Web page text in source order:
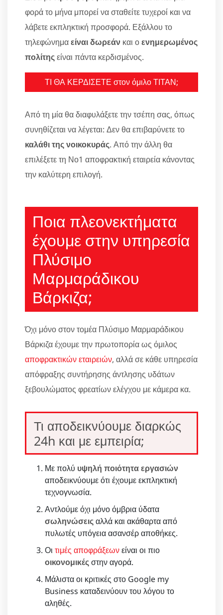
φορά το μήνα μπορεί να σταθείτε τυχεροί και να
λάβετε εκπληκτική προσφορά. Εξάλλου το
τηλεφώνημαείναι δωρεάν και οενημερωμένος
πολίτηςείναι πάντα κερδισμένος.
ΤΙ ΘΑ ΚΕΡΔΙΣΕΤΕ στον όμιλο ΤΙΤΑΝ;
Από τη μία θα διαφυλάξετε την τσέπη σας, όπως
συνηθίζεται να λέγεται: Δεν θα επιβαρύνετε το
καλάθι της νοικοκυράς. Από την άλλη θα
επιλέξετε τη Νο1 αποφρακτική εταιρεία κάνοντας
την καλύτερη επιλογή.
Ποια πλεονεκτήματα
έχουμε στην υπηρεσία
Πλύσιμο
Μαρμαράδικου
Βάρκιζα;
Όχι μόνο στον τομέα Πλύσιμο Μαρμαράδικου
Βάρκιζα έχουμε την πρωτοπορία ως όμιλος
αποφρακτικών εταιρειών, αλλά σε κάθε υπηρεσία
απόφραξης συντήρησης άντλησης υδάτων
ξεβουλώματος φρεατίων ελέγχου με κάμερα κα.
Τι αποδεικνύουμε διαρκώς
24h και με εμπειρία;
Με πολύ υψηλή ποιότητα εργασιών
αποδεικνύουμε ότι έχουμε εκπληκτική
τεχνογνωσία.
Αντλούμε όχι μόνο όμβρια ύδατα
σωληνώσειςαλλά και ακάθαρτα από
πυλωτές υπόγεια ασανσέρ αποθήκες.
Οι τιμές αποφράξεωνείναι οι πιο
οικονομικέςστην αγορά.
Μάλιστα οι κριτικές στο Google my
Business καταδεινύουν του λόγου το
αληθές.